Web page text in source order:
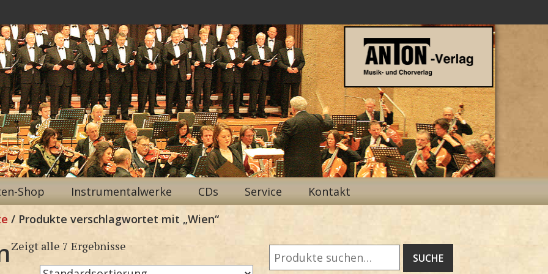
Shop Instrumentalwerke CDs Service Kontakt
/ Produkte verschlagwortet mit „Wien“
Suche
nach:
SUCHE
Zeigt alle 7 Ergebnisse